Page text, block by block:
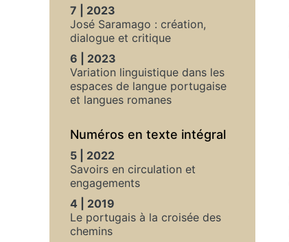
7 | 2023
José Saramago : création,
dialogue et critique
6 | 2023
Variation linguistique dans les
espaces de langue portugaise
et langues romanes
Numéros en texte intégral
5 | 2022
Savoirs en circulation et
engagements
4 | 2019
Le portugais à la croisée des
chemins